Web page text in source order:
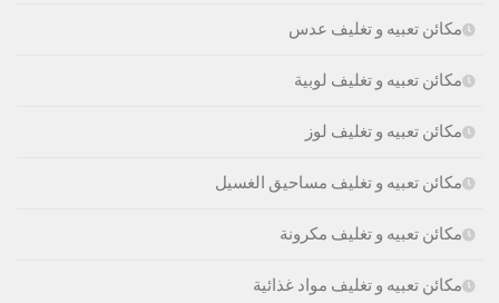
مكائن تعبيه و تغليف عدس
مكائن تعبيه و تغليف لوبية
مكائن تعبيه و تغليف لوز
مكائن تعبيه و تغليف مساحيق الغسيل
مكائن تعبيه و تغليف مكرونة
مكائن تعبيه و تغليف مواد غذائية